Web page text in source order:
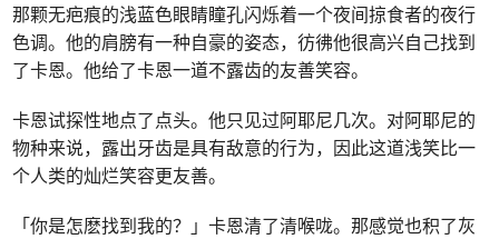
那颗无疤痕的浅蓝色眼睛瞳孔闪烁着一个夜间掠食者的夜行
色调。他的肩膀有一种自豪的姿态，彷彿他很高兴自己找到
了卡恩。他给了卡恩一道不露齿的友善笑容。
卡恩试探性地点了点头。他只见过阿耶尼几次。对阿耶尼的
物种来说，露出牙齿是具有敌意的行为，因此这道浅笑比一
个人类的灿烂笑容更友善。
「你是怎麽找到我的？」卡恩清了清喉咙。那感觉也积了灰